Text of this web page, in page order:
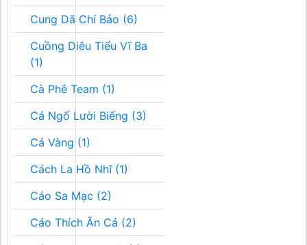
Cung Dã Chí Bảo (6)
Cuồng Diêu Tiểu Vĩ Ba
(1)
Cà Phê Team (1)
Cá Ngố Lười Biếng (3)
Cá Vàng (1)
Cách La Hồ Nhĩ (1)
Cáo Sa Mạc (2)
Cáo Thích Ăn Cá (2)